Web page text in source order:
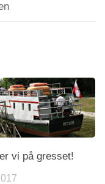
vi på gresset!